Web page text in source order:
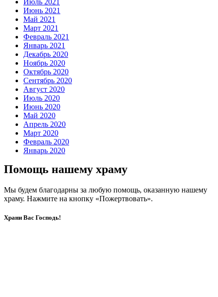
Июнь 2021
Май 2021
Март 2021
Февраль 2021
Январь 2021
Декабрь 2020
Ноябрь 2020
Октябрь 2020
Сентябрь 2020
Август 2020
Июль 2020
Июнь 2020
Май 2020
Апрель 2020
Март 2020
Февраль 2020
Январь 2020
Помощь нашему храму
Мы будем благодарны за любую помощь, оказанную нашему
храму. Нажмите на кнопку «Пожертвовать».
Храни Вас Господь!